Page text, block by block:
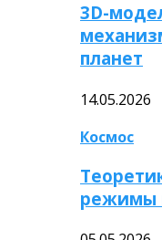
3D-
планет
14.05.2026
Космос
режимы